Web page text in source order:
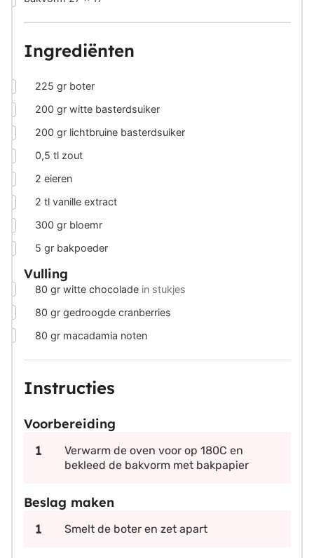
Ingrediënten
225 gr boter
200 gr witte basterdsuiker
200 gr lichtbruine basterdsuiker
0,5 tl zout
2 eieren
2 tl vanille extract
300 gr bloemr
5 gr bakpoeder
Vulling
80 gr witte chocolade in stukjes
80 gr gedroogde cranberries
80 gr macadamia noten
Instructies
Voorbereiding
Verwarm de oven voor op 180C en
bekleed de bakvorm met bakpapier
Beslag maken
Smelt de boter en zet apart